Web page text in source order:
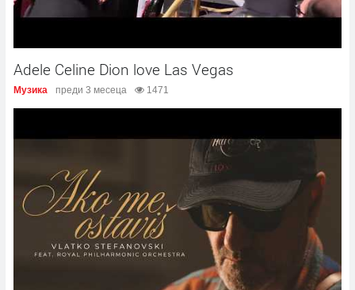
Adele Celine Dion love Las Vegas
Музика преди 3 месеца 1471